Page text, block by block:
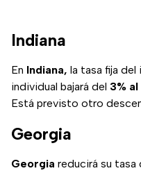
Indiana
En Indiana, la tasa fija
individual bajará del 3%
Está previsto otro
Georgia
Georgia reducirá su tasa